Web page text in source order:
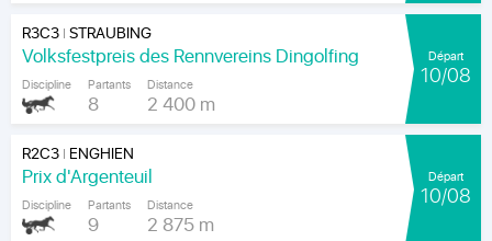
R3C3|STRAUBING
Volksfestpreis des Rennvereins Dingolfing
Discipline Partants
8
Distance
2 400 m
Départ
10/08
R2C3| ENGHIEN
Prix d'Argenteuil
Discipline Partants
9
Distance
2 875 m
Départ
10/08